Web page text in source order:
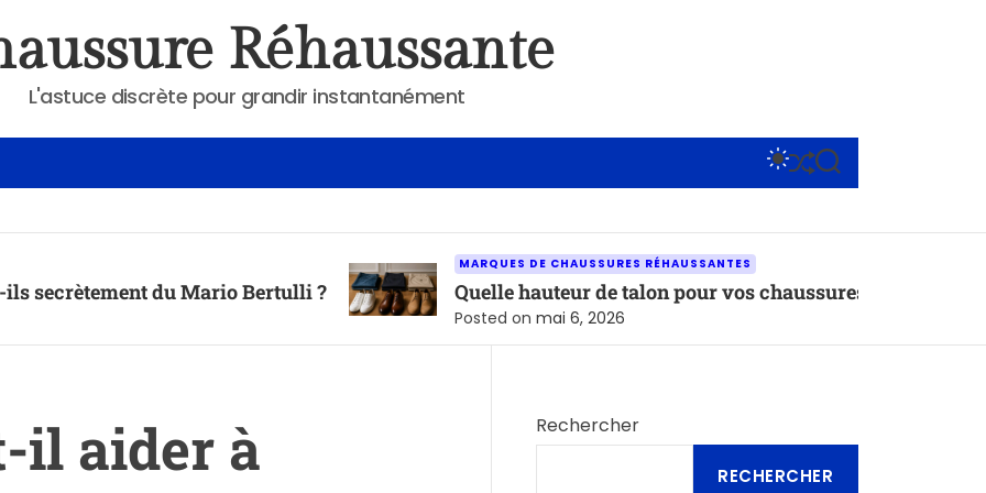
Réhaussante
L'astuce discrète pour grandir instantanément
S
W
I
C
O
S
H
U
F
S
E
A
C
du Mario Bertulli ?
MARQUES DE CHAUSSURES RÉHAUSSANTES
Quelle hauteur de talon pour vos chaussures réhaussantes selon
Posted on mai 6, 2026
il aider à
Rechercher
RECHERCHER